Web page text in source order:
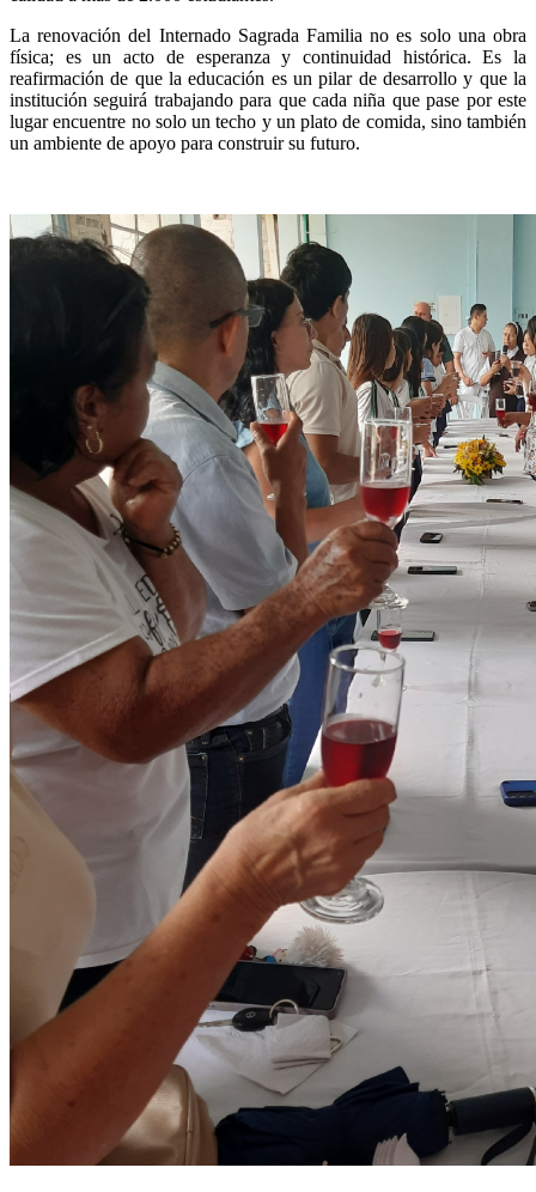
La renovación del Internado Sagrada Familia no es solo una obra
física; es un acto de esperanza y continuidad histórica. Es la
reafirmación de que la educación es un pilar de desarrollo y que la
institución seguirá trabajando para que cada niña que pase por este
lugar encuentre no solo un techo y un plato de comida, sino también
un ambiente de apoyo para construir su futuro.